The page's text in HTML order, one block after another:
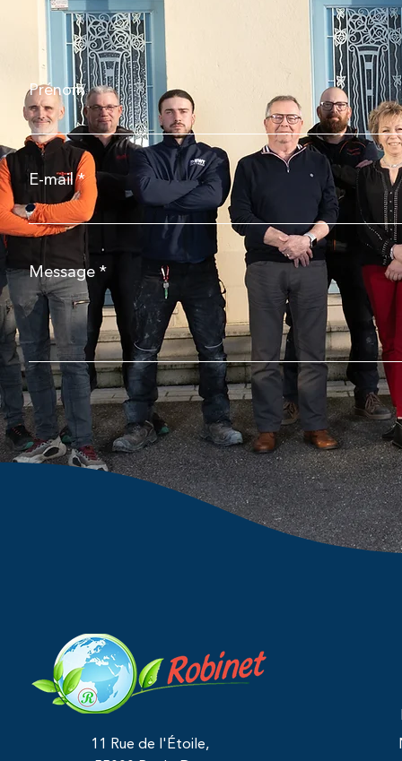
Prénom
E-mail
Message
11 Rue de l'Étoile,